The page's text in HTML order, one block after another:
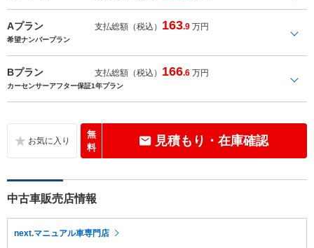
Aプラン 支払総額（税込） 163.9 万円
希望ナンバープラン
Bプラン 支払総額（税込） 166.6 万円
カーセンサーアフター保証1年プラン
無
料
見積もり・在庫確認
中古車販売店情報
next.マニュアル車専門店